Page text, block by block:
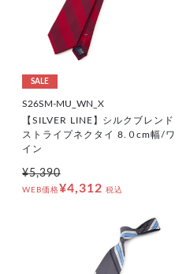
SALE
S26SM-MU_WN_X
【SILVER LINE】シルクブレンド
ストライプネクタイ 8.０cm幅/ワ
イン
¥5,390
WEB価格¥4,312 税込